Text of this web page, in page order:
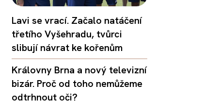
Lavi se vrací. Začalo natáčení
třetího Vyšehradu, tvůrci
slibují návrat ke kořenům
Královny Brna a nový televizní
bizár. Proč od toho nemůžeme
odtrhnout oči?